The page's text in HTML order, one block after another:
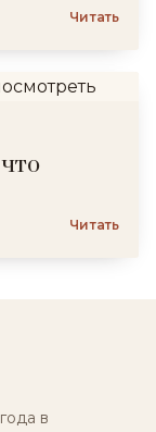
Читать
Читать
в